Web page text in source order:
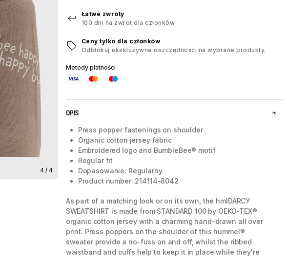
4 / 4
Łatwe zwroty
100 dni na zwrot dla członków.
Ceny tylko dla członków
Odblokuj ekskluzywne oszczędności na wybrane produkty.
Metody płatności
OPIS
Press popper fastenings on shoulder
Organic cotton jersey fabric
Embroidered logo and BumbleBee® motif
Regular fit
Dopasowanie: Regularny
Product number: 214114-8042
As part of a matching look or on its own, the hmlDARCY
SWEATSHIRT is made from STANDARD 100 by OEKO-TEX®
organic cotton jersey with a charming hand-drawn all over
print. Press poppers on the shoulder of this hummel®
sweater provide a no-fuss on and off, whilst the ribbed
waistband and cuffs help to keep it in place while they're